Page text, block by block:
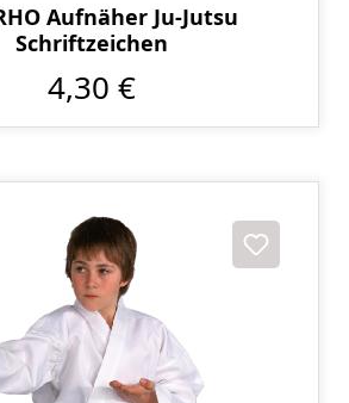
Aufnäher Ju-Jutsu
Schriftzeichen
4,30 €